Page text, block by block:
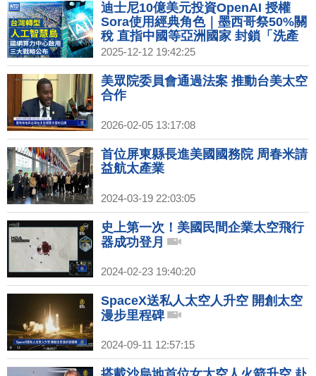
迪士尼10億美元投資OpenAI 授權
Sora使用經典角色｜墨西哥祭50%關
稅 直指中國等亞洲國家 封鎖「洗產
地」｜創台灣主權AI新里程 賴清德親
赴國網中心啟用｜鴻海砸159億蓋高
雄旗艦總部 輪值CEO回應墨關稅
2025-12-12 19:42:25
美眾院委員會通過法案 推動台美太空
合作
2026-02-05 13:17:08
首位屏東縣長進美國國務院 周春米請
益航太產業
2024-03-19 22:03:05
史上第一次！美國民間企業太空飛行
器成功登月
2024-02-23 19:40:20
SpaceX送私人太空人升空 開創太空
漫步里程碑
2024-09-11 12:57:15